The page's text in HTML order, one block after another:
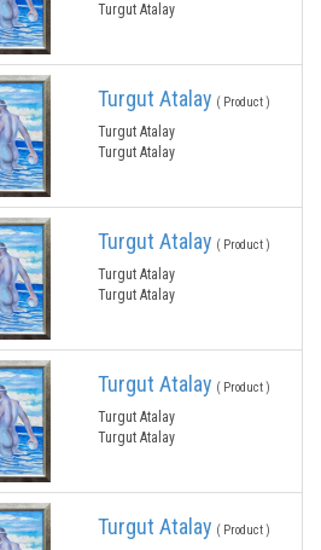
Turgut Atalay
Turgut Atalay ( Product )
Turgut Atalay
Turgut Atalay
Turgut Atalay ( Product )
Turgut Atalay
Turgut Atalay
Turgut Atalay ( Product )
Turgut Atalay
Turgut Atalay
Turgut Atalay ( Product )